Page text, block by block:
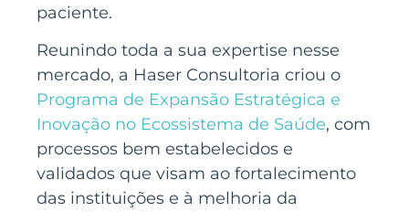
paciente.
Reunindo toda a sua expertise nesse
mercado, a Haser Consultoria criou o
Programa de Expansão Estratégica e
Inovação no Ecossistema de Saúde, com
processos bem estabelecidos e
validados que visam ao fortalecimento
das instituições e à melhoria da